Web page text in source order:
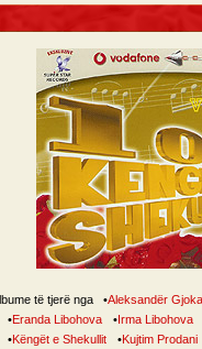
të tjerë nga •Aleksandër Gjoka
•Eranda Libohova •Irma Libohova
•Këngët e Shekullit •Kujtim Prodani